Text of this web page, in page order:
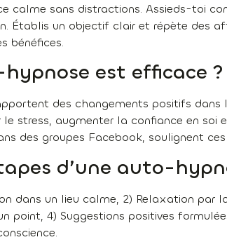
calme sans distractions. Assieds-toi
Établis un objectif clair et répète des
bénéfices.
est efficace ?
des changements positifs dans
stress, augmenter la confiance en soi
des groupes Facebook, soulignent ces
d’une auto-
dans un lieu calme, 2) Relaxation par
point, 4) Suggestions positives